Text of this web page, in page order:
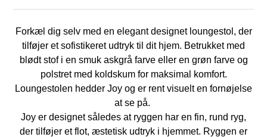
Forkæl dig selv med en elegant designet loungestol, der
tilføjer et sofistikeret udtryk til dit hjem. Betrukket med
blødt stof i en smuk askgrå farve eller en grøn farve og
polstret med koldskum for maksimal komfort.
Loungestolen hedder Joy og er rent visuelt en fornøjelse
at se på.
Joy er designet således at ryggen har en fin, rund ryg,
der tilføjer et flot, æstetisk udtryk i hjemmet. Ryggen er